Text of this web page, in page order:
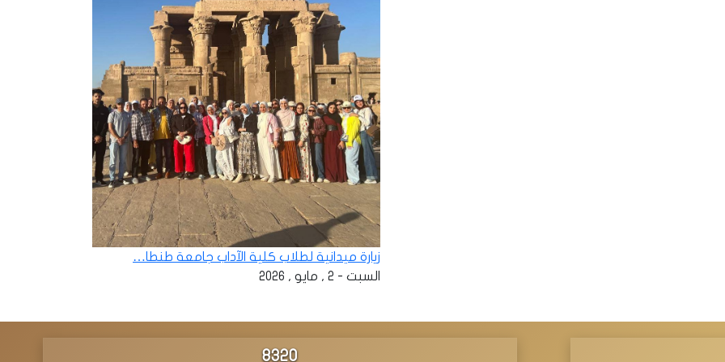
زيارة ميدانية لطلاب كلية الآداب جامعة طنطا…
السبت - 2 , مايو , 2026
8342